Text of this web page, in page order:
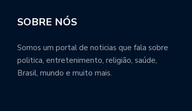
SOBRE NÓS
Somos um portal de noticias que fala sobre
politica, entretenimento, religião, saúde,
Brasil, mundo e muito mais.